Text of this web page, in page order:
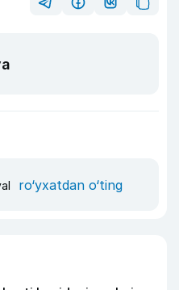
ro‘yxatdan o‘ting